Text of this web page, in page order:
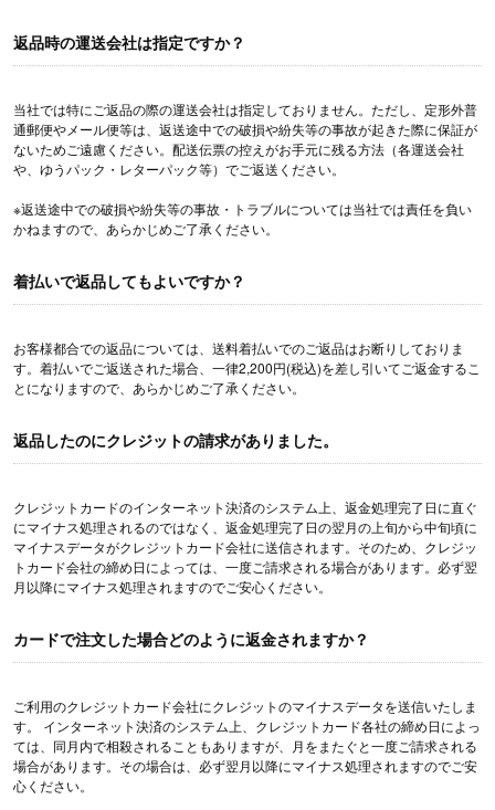
返品時の運送会社は指定ですか？
当社では特にご返品の際の運送会社は指定しておりません。ただし、定形外普
通郵便やメール便等は、返送途中での破損や紛失等の事故が起きた際に保証が
ないためご遠慮ください。配送伝票の控えがお手元に残る方法（各運送会社
や、ゆうパック・レターパック等）でご返送ください。
※返送途中での破損や紛失等の事故・トラブルについては当社では責任を負い
かねますので、あらかじめご了承ください。
着払いで返品してもよいですか？
お客様都合での返品については、送料着払いでのご返品はお断りしておりま
す。着払いでご返送された場合、一律2,200円(税込)を差し引いてご返金するこ
とになりますので、あらかじめご了承ください。
返品したのにクレジットの請求がありました。
クレジットカードのインターネット決済のシステム上、返金処理完了日に直ぐ
にマイナス処理されるのではなく、返金処理完了日の翌月の上旬から中旬頃に
マイナスデータがクレジットカード会社に送信されます。そのため、クレジッ
トカード会社の締め日によっては、一度ご請求される場合があります。必ず翌
月以降にマイナス処理されますのでご安心ください。
カードで注文した場合どのように返金されますか？
ご利用のクレジットカード会社にクレジットのマイナスデータを送信いたしま
す。 インターネット決済のシステム上、クレジットカード各社の締め日によっ
ては、同月内で相殺されることもありますが、月をまたぐと一度ご請求される
場合があります。その場合は、必ず翌月以降にマイナス処理されますのでご安
心ください。